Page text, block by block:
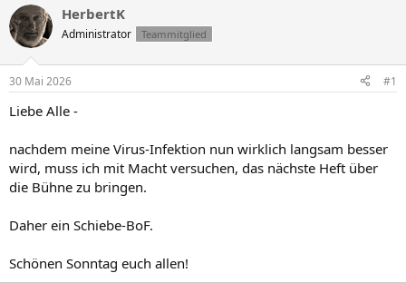
s
t
e
e
r
s
t
e
t
HerbertK
Administrator Teammitglied
30 Mai 2026 #1
Liebe Alle -
nachdem meine Virus-Infektion nun wirklich langsam besser
wird, muss ich mit Macht versuchen, das nächste Heft über
die Bühne zu bringen.
Daher ein Schiebe-BoF.
Schönen Sonntag euch allen!